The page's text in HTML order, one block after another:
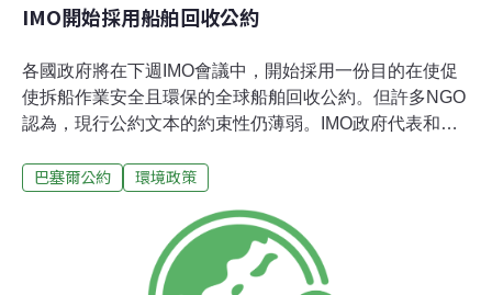
IMO開始採用船舶回收公約
各國政府將在下週IMO會議中，開始採用一份目的在使促
使拆船作業安全且環保的全球船舶回收公約。但許多NGO
認為，現行公約文本的約束性仍薄弱。IMO政府代表和船
透過第三方來監督廢船回收廠，但回收業者需詳列一份有
監督聯盟（The NGO Platform on Shipbreaking）和歐盟
皆提議，應建立船舶回收基金，且經費來自於污染者付費
原則。※資料來源 ※本文出自環保署「國際環保動態訊息
巴塞爾公約 環境政策